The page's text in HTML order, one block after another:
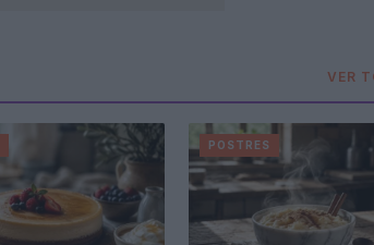
VER
POSTRES